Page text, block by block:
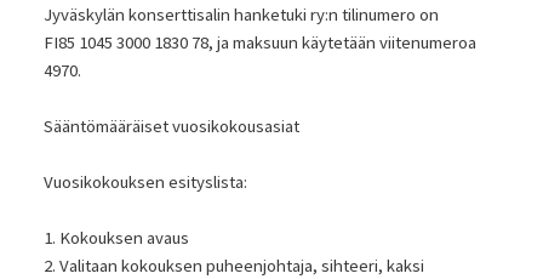
Jyväskylän konserttisalin hanketuki ry:n tilinumero on
FI85 1045 3000 1830 78, ja maksuun käytetään viitenumeroa
4970.
Sääntömääräiset vuosikokousasiat
Vuosikokouksen esityslista:
1. Kokouksen avaus
2. Valitaan kokouksen puheenjohtaja, sihteeri, kaksi